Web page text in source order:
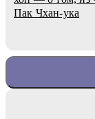
Пак Чхан-ука